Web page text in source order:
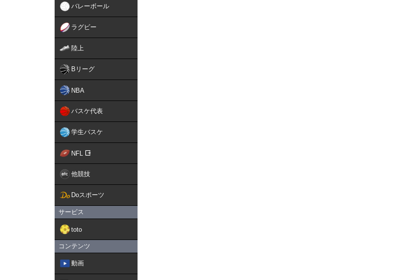
バレーボール
ラグビー
陸上
Bリーグ
NBA
バスケ代表
学生バスケ
NFL
他競技
Doスポーツ
サービス
toto
コンテンツ
動画